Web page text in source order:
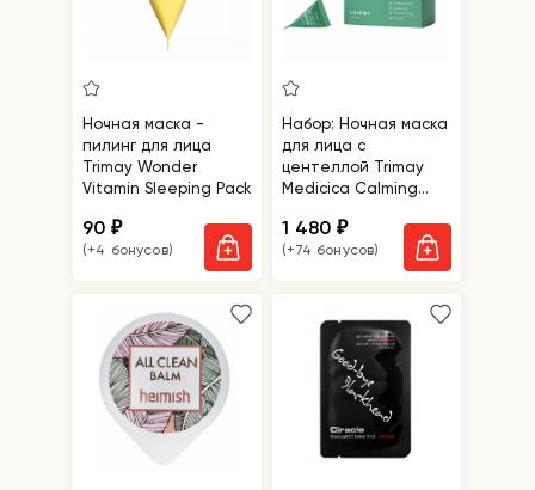
Ночная маска -
пилинг для лица
Trimay Wonder
Vitamin Sleeping Pack
90₽
(+4 бонусов)
Набор: Ночная маска
для лица с
центеллой Trimay
Medicica Calming
1 480₽
(+74 бонусов)